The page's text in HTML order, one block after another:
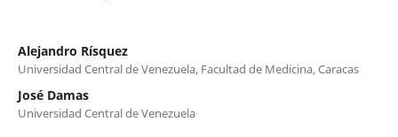
Alejandro Rísquez
Universidad Central de Venezuela, Facultad de Medicina, Caracas
José Damas
Universidad Central de Venezuela